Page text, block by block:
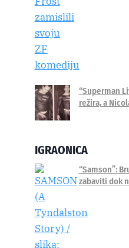
“Superman
režira, a
IGRAONICA
“Samson”:
zabaviti dok